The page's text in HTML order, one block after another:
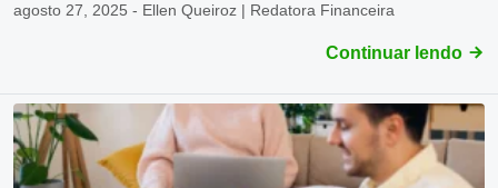
agosto 27, 2025 - Ellen Queiroz | Redatora Financeira
Continuar lendo